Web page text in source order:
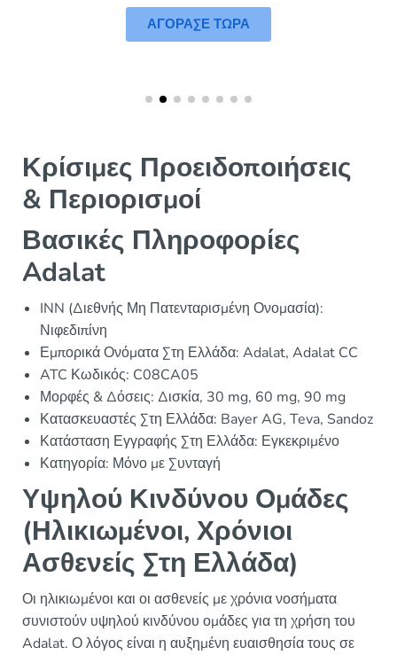
ΑΓΟΡΑΣΕ ΤΩΡΑ
Κρίσιμες Προειδοποιήσεις
& Περιορισμοί
Βασικές Πληροφορίες
Adalat
INN (Διεθνής Μη Πατενταρισμένη Ονομασία):
Νιφεδιπίνη
Εμπορικά Ονόματα Στη Ελλάδα: Adalat, Adalat CC
ATC Κωδικός: C08CA05
Μορφές & Δόσεις: Δισκία, 30 mg, 60 mg, 90 mg
Κατασκευαστές Στη Ελλάδα: Bayer AG, Teva, Sandoz
Κατάσταση Εγγραφής Στη Ελλάδα: Εγκεκριμένο
Κατηγορία: Μόνο με Συνταγή
Υψηλού Κινδύνου Ομάδες
(Ηλικιωμένοι, Χρόνιοι
Ασθενείς Στη Ελλάδα)
Οι ηλικιωμένοι και οι ασθενείς με χρόνια νοσήματα
συνιστούν υψηλού κινδύνου ομάδες για τη χρήση του
Adalat. Ο λόγος είναι η αυξημένη ευαισθησία τους σε